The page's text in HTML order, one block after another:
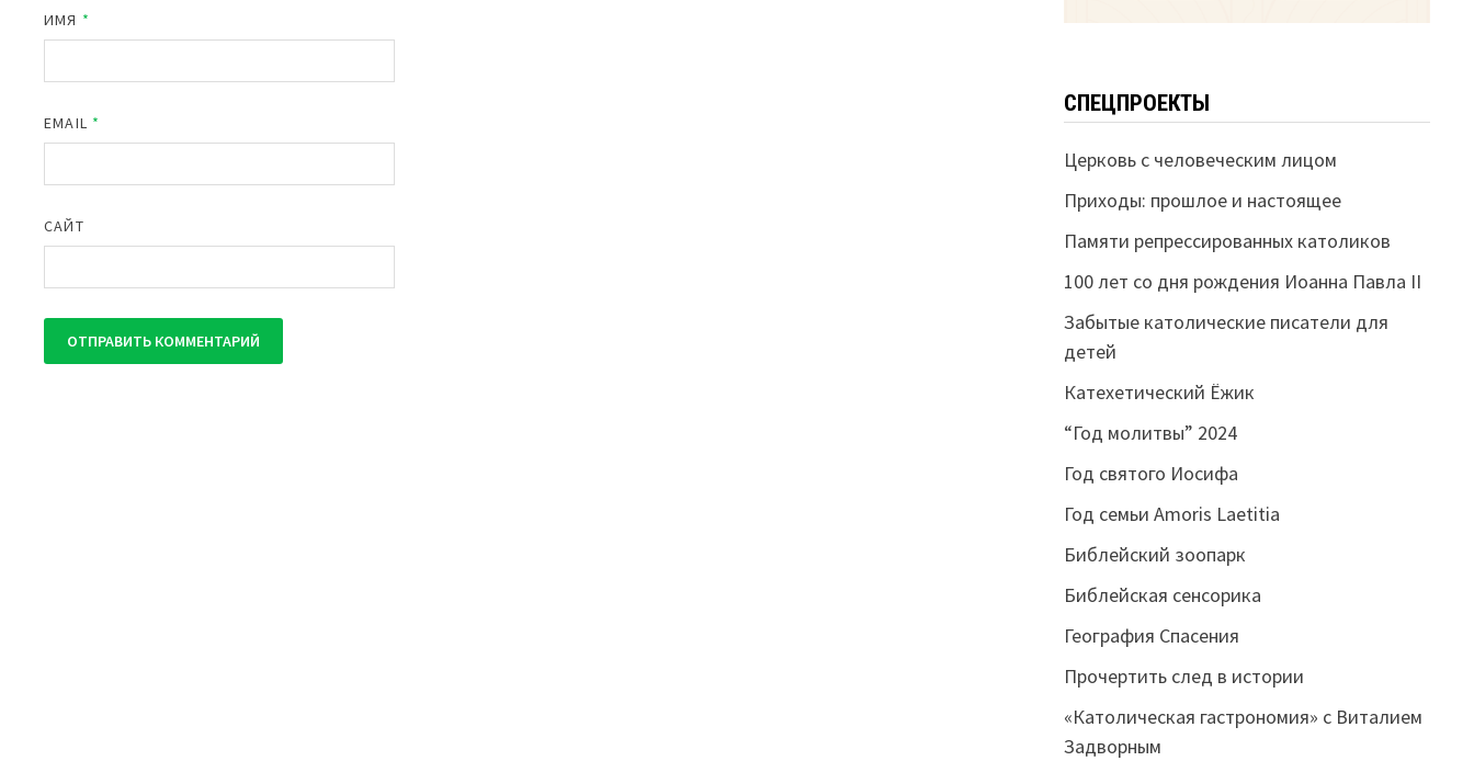
ИМЯ *
EMAIL *
САЙТ
СПЕЦПРОЕКТЫ
Церковь с человеческим лицом
Приходы: прошлое и настоящее
Памяти репрессированных католиков
100 лет со дня рождения Иоанна Павла II
Забытые католические писатели для
детей
Катехетический Ёжик
“Год молитвы” 2024
Год святого Иосифа
Год семьи Amoris Laetitia
Библейский зоопарк
Библейская сенсорика
География Спасения
Прочертить след в истории
«Католическая гастрономия» с Виталием
Задворным